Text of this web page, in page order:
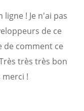
! Je n'ai pas
de ce
de comment ce
très très bon
!